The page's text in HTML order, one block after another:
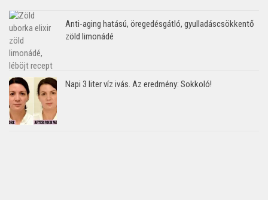
Anti-aging hatású, öregedésgátló, gyulladáscsökkentő
zöld limonádé
Napi 3 liter víz ivás. Az eredmény: Sokkoló!